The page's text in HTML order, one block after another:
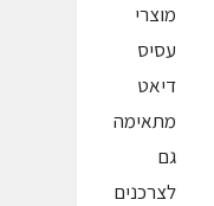
מוצרי
עסיס
דיאט
מתאימה
גם
לצרכנים